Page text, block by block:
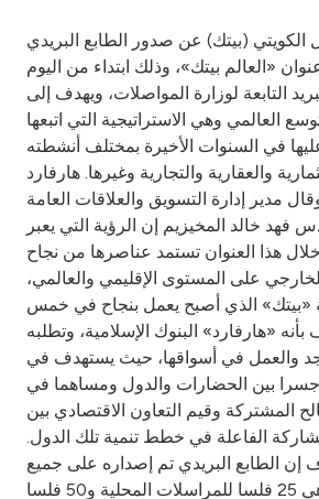
Ways to bank
Tools & Services
After Sales Services
Contact us
Branch & ATM locator
Germany
Malaysia
الكويتي (بيتك) عن صدور الطابع البريدي
«العالم بيتك»، وذلك ابتداء من اليوم
التابعة لوزارة المواصلات، ويهدف إلى
العالمي وهي الاستراتيجية التي اتبعها
في السنوات الأخيرة بمختلف أنشطته
والعقارية والتجارية وغيرها. هارفارد
مدير إدارة التسويق والعلاقات العامة
فهد خالد المخيزيم إن الرؤية التي يعبر
هذا العنوان تستمد عناصرها من نجاح
على المستوى الإقليمي والعالمي،
«بيتك» الذي أصبح يعمل بنجاح في خمس
«هارفارد» البنوك الإسلامية، وتطلبه
والعمل في أسواقها، حيث يستهدف في
بين الحضارات والدول ومساهما في
المشتركة وقيم التعاون الاقتصادي بين
الفاعلة في خطط تنمية تلك الدول.
إن الطابع البريدي تم إصداره على جميع
الفئات الأساسية وهي 25 فلسا للمراسلات المحلية و50 فلسا